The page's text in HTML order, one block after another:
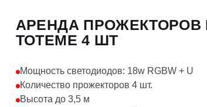
АРЕНДА ПРОЖЕКТОРОВ
ТОТЕМЕ 4 ШТ
Мощность светодиодов: 18w RGBW + U
Количество прожекторов 4 шт.
Высота до 3,5 м